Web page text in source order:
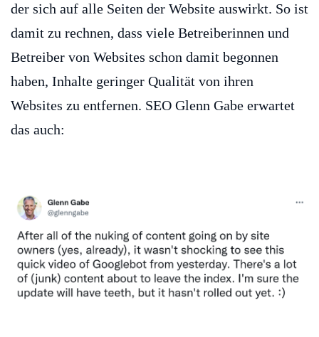
der sich auf alle Seiten der Website auswirkt. So ist
damit zu rechnen, dass viele Betreiberinnen und
Betreiber von Websites schon damit begonnen
haben, Inhalte geringer Qualität von ihren
Websites zu entfernen. SEO Glenn Gabe erwartet
das auch: